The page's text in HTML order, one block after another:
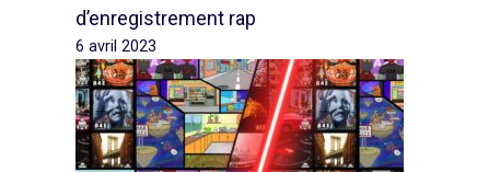
d’enregistrement rap
6 avril 2023